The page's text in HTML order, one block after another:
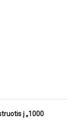
į „1000